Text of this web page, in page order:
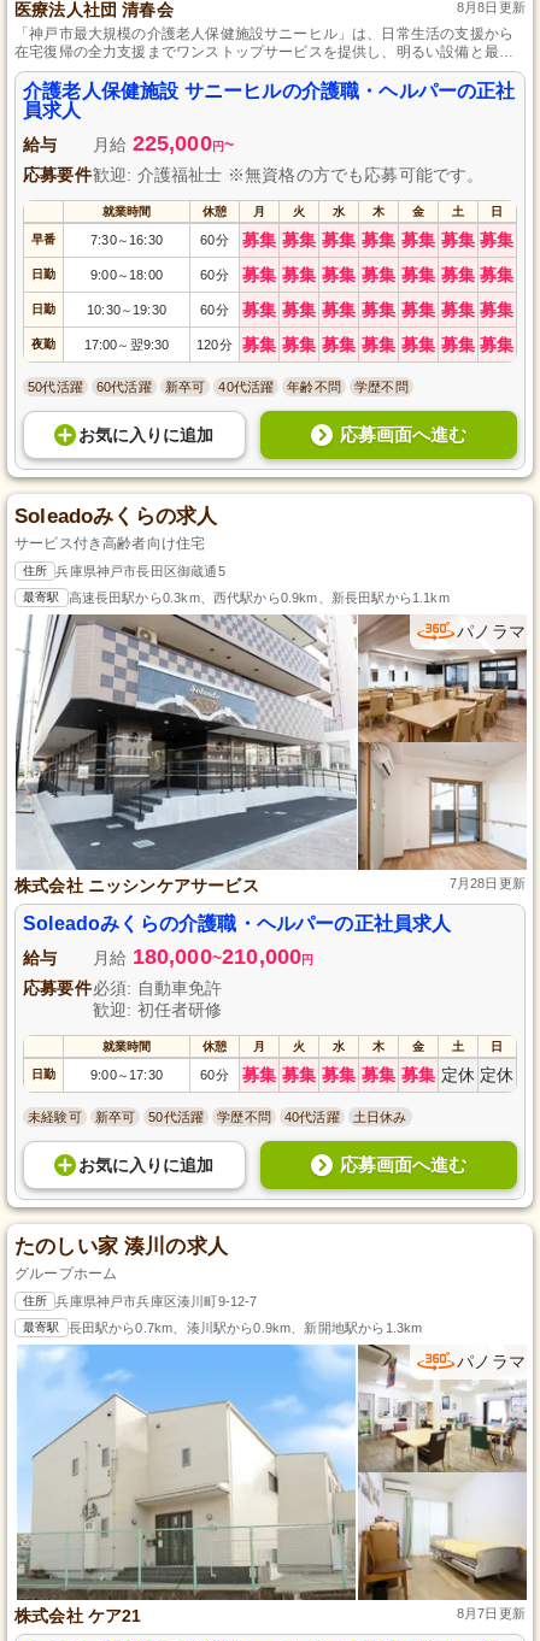
医療法人社団 清春会 8月8日更新
「神戸市最大規模の介護老人保健施設サニーヒル」は、日常生活の支援から
在宅復帰の全力支援までワンストップサービスを提供し、明るい設備と最新
ICT機器で快適な環境が整っています。
介護老人保健施設 サニーヒルの介護職・ヘルパーの正社
員求人
給与 月給 225,000円~
応募要件歓迎: 介護福祉士 ※無資格の方でも応募可能です。
就業時間 休憩 月 火 水 木 金 土 日
早番 7:30～ 16:30 60分 募集 募集 募集 募集 募集 募集 募集
日勤 9:00～ 18:00 60分 募集 募集 募集 募集 募集 募集 募集
日勤 10:30～ 19:30 60分 募集 募集 募集 募集 募集 募集 募集
夜勤 17:00～ 翌9:30 120分 募集 募集 募集 募集 募集 募集 募集
50代活躍 60代活躍 新卒可 40代活躍 年齢不問 学歴不問
お気に入り に追加 応募画面へ進む
Soleadoみくらの求人
サービス付き高齢者向け住宅
住所 兵庫県神戸市長田区御蔵通5
最寄駅 高速長田駅から0.3km、西代駅から0.9km、新長田駅から1.1km
パノラマ
株式会社 ニッシンケアサービス 7月28日更新
Soleadoみくらの介護職・ヘルパーの正社員求人
給与 月給 180,000~210,000円
応募要件必須: 自動車免許
歓迎: 初任者研修
就業時間 休憩 月 火 水 木 金 土 日
日勤 9:00～ 17:30 60分 募集 募集 募集 募集 募集 定休 定休
未経験可 新卒可 50代活躍 学歴不問 40代活躍 土日休み
お気に入り に追加 応募画面へ進む
たのしい家 湊川の求人
グループホーム
住所 兵庫県神戸市兵庫区湊川町9-12-7
最寄駅 長田駅から0.7km、湊川駅から0.9km、新開地駅から1.3km
パノラマ
株式会社 ケア21 8月7日更新